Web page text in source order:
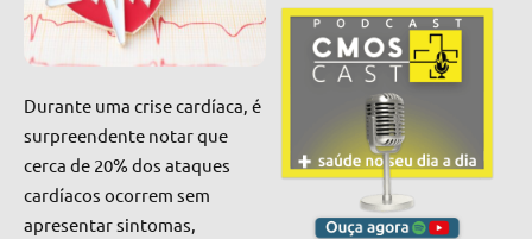
Durante uma crise cardíaca, é
surpreendente notar que
cerca de 20% dos ataques
cardíacos ocorrem sem
apresentar sintomas,